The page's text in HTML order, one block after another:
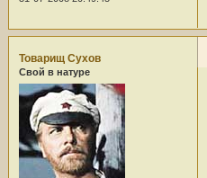
Товарищ Сухов
Свой в натуре